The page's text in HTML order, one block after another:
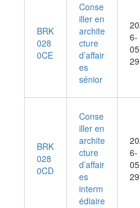
BRK
028
0CE
Conse
iller en
archite
cture
d’affair
es
sénior
6-
29
BRK
028
0CD
Conse
iller en
archite
cture
d’affair
es
interm
édiaire
6-
29